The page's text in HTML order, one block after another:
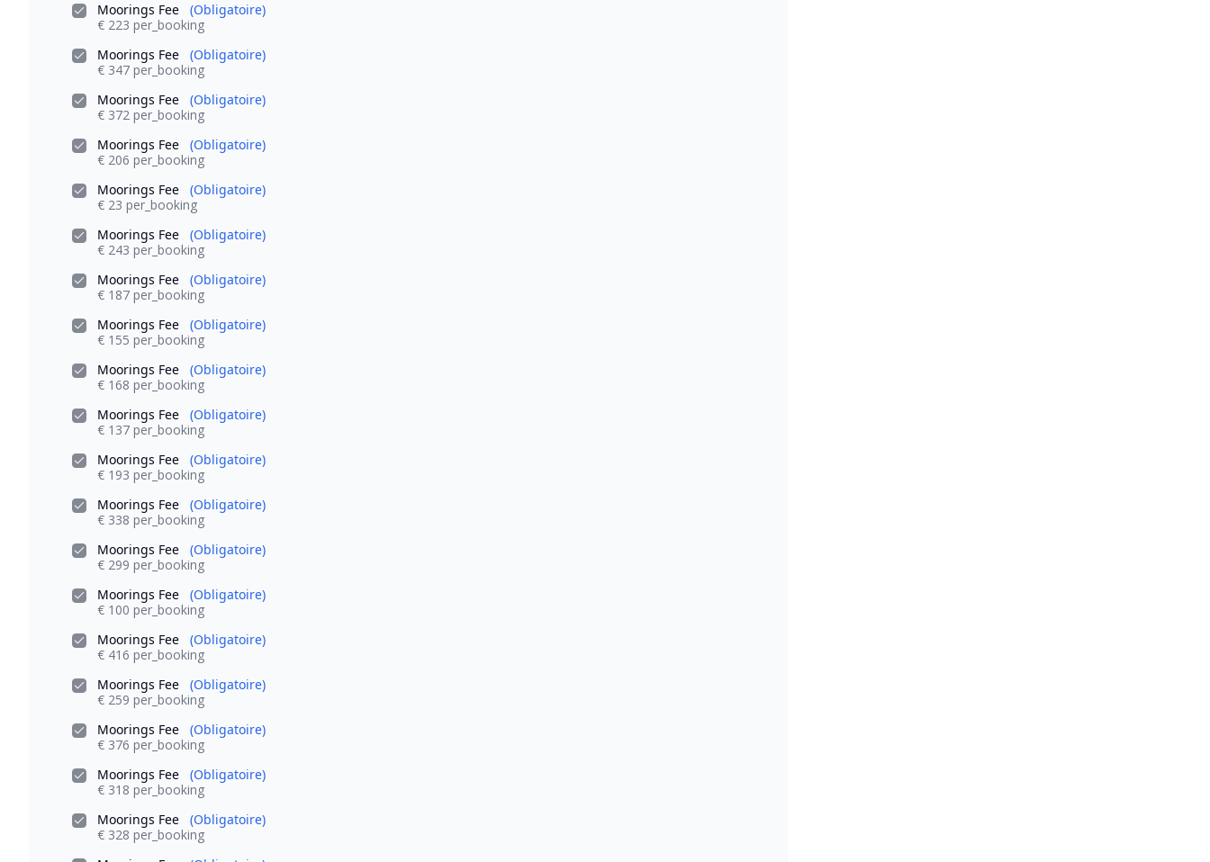
Moorings Fee
(Obligatoire)
€ 223 per_booking
Moorings Fee
(Obligatoire)
€ 347 per_booking
Moorings Fee
(Obligatoire)
€ 372 per_booking
Moorings Fee
(Obligatoire)
€ 206 per_booking
Moorings Fee
(Obligatoire)
€ 23 per_booking
Moorings Fee
(Obligatoire)
€ 243 per_booking
Moorings Fee
(Obligatoire)
€ 187 per_booking
Moorings Fee
(Obligatoire)
€ 155 per_booking
Moorings Fee
(Obligatoire)
€ 168 per_booking
Moorings Fee
(Obligatoire)
€ 137 per_booking
Moorings Fee
(Obligatoire)
€ 193 per_booking
Moorings Fee
(Obligatoire)
€ 338 per_booking
Moorings Fee
(Obligatoire)
€ 299 per_booking
Moorings Fee
(Obligatoire)
€ 100 per_booking
Moorings Fee
(Obligatoire)
€ 416 per_booking
Moorings Fee
(Obligatoire)
€ 259 per_booking
Moorings Fee
(Obligatoire)
€ 376 per_booking
Moorings Fee
(Obligatoire)
€ 318 per_booking
Moorings Fee
(Obligatoire)
€ 328 per_booking